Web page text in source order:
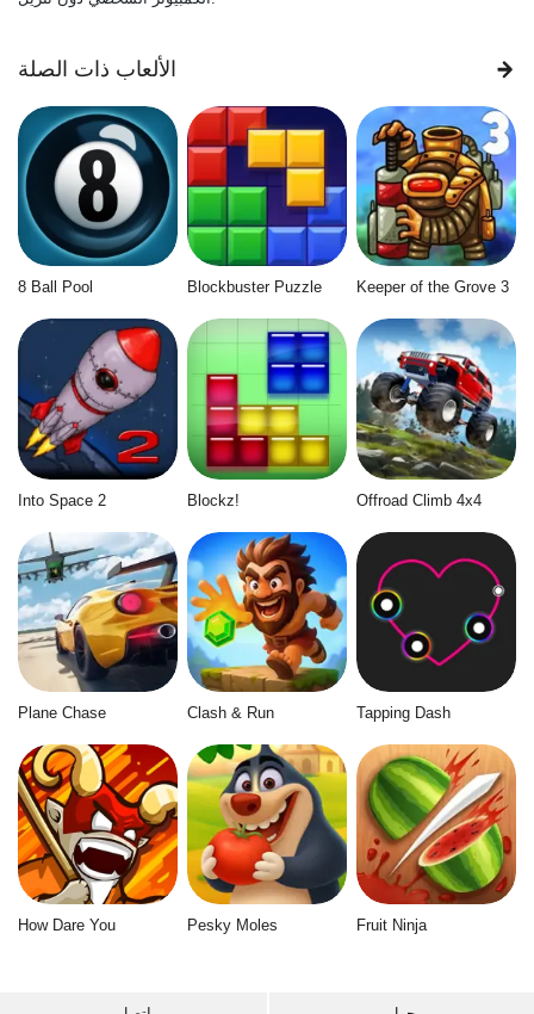
الألعاب ذات الصلة
8 Ball Pool Blockbuster Puzzle Keeper of the Grove 3
Into Space 2 Blockz! Offroad Climb 4x4
Plane Chase Clash & Run Tapping Dash
How Dare You Pesky Moles Fruit Ninja